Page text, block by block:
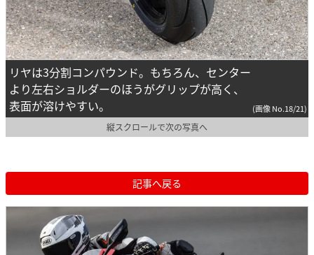
リヤは3分割コンパウンド。もちろん、センター
より左右ショルダーのほうがグリップが高く、
表面が溶けやすい。
(画像 No.18/21)
縦スクロールで次の写真へ
記事へ戻る